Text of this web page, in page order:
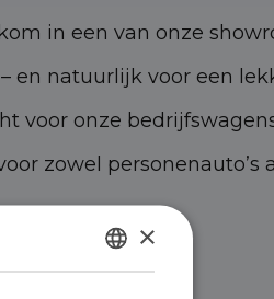
in een van onze
en natuurlijk voor een
voor onze
zowel personenauto’s
KK Oss
DUTCH
×